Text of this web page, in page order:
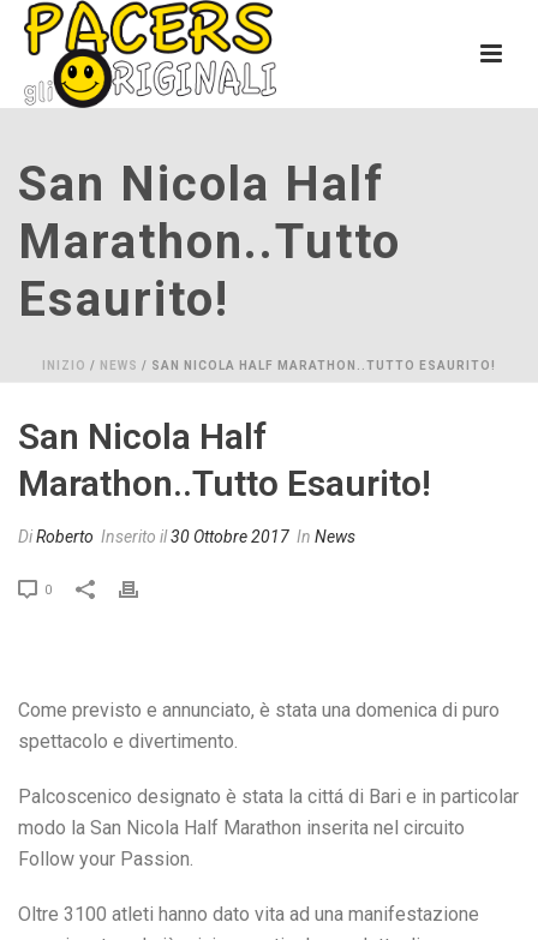
San Nicola Half
Marathon..tutto
Esaurito!
INIZIO / NEWS / SAN NICOLA HALF MARATHON..TUTTO ESAURITO!
San Nicola Half
Marathon..tutto Esaurito!
DiRoberto Inserito il30 Ottobre 2017 In News
0
Come previsto e annunciato, è stata una domenica di puro
spettacolo e divertimento.
Palcoscenico designato è stata la cittá di Bari e in particolar
modo la San Nicola Half Marathon inserita nel circuito
Follow your Passion.
Oltre 3100 atleti hanno dato vita ad una manifestazione